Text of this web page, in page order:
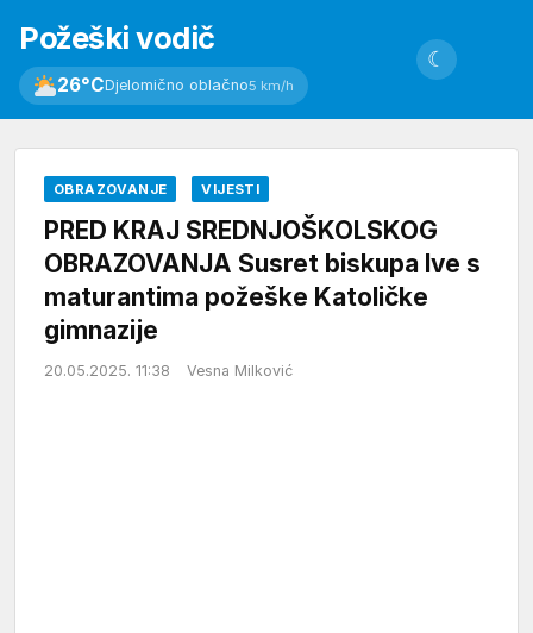
Požeški vodič
26°CDjelomično oblačno5 km/h
☾
OBRAZOVANJE VIJESTI
PRED KRAJ SREDNJOŠKOLSKOG
OBRAZOVANJA Susret biskupa Ive s
maturantima požeške Katoličke
gimnazije
20.05.2025. 11:38 Vesna Milković